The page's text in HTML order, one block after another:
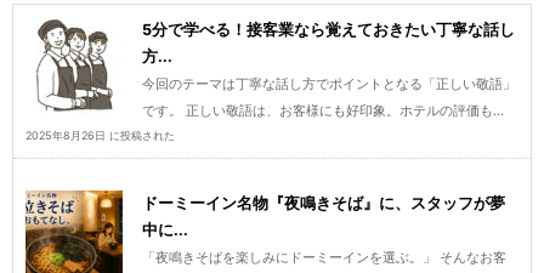
5分で学べる！接客業なら覚えておきたい丁寧な話し
方...
今回のテーマは丁寧な話し方でポイントとなる「正しい敬語」
です。 正しい敬語は、お客様にも好印象。ホテルの評価も...
2025年8月26日 に投稿された
ドーミーイン名物『夜鳴きそば』に、スタッフが夢
中に...
「夜鳴きそばを楽しみにドーミーインを選ぶ。」 そんなお客